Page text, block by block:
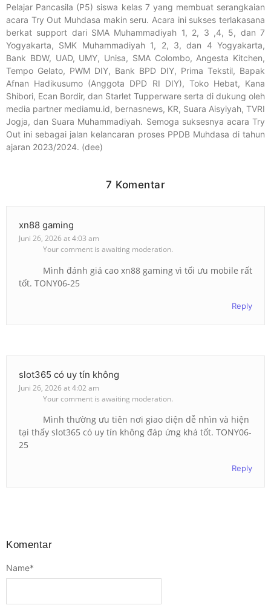
Pelajar Pancasila (P5) siswa kelas 7 yang membuat serangkaian
acara Try Out Muhdasa makin seru. Acara ini sukses terlakasana
berkat support dari SMA Muhammadiyah 1, 2, 3 ,4, 5, dan 7
Yogyakarta, SMK Muhammadiyah 1, 2, 3, dan 4 Yogyakarta,
Bank BDW, UAD, UMY, Unisa, SMA Colombo, Angesta Kitchen,
Tempo Gelato, PWM DIY, Bank BPD DIY, Prima Tekstil, Bapak
Afnan Hadikusumo (Anggota DPD RI DIY), Toko Hebat, Kana
Shibori, Ecan Bordir, dan Starlet Tupperware serta di dukung oleh
media partner mediamu.id, bernasnews, KR, Suara Aisyiyah, TVRI
Jogja, dan Suara Muhammadiyah. Semoga suksesnya acara Try
Out ini sebagai jalan kelancaran proses PPDB Muhdasa di tahun
ajaran 2023/2024. (dee)
7 Komentar
xn88 gaming
Juni 26, 2026 at 4:03 am
Your comment is awaiting moderation.
Mình đánh giá cao xn88 gaming vì tối ưu mobile rất
tốt. TONY06-25
Reply
slot365 có uy tín không
Juni 26, 2026 at 4:02 am
Your comment is awaiting moderation.
Mình thường ưu tiên nơi giao diện dễ nhìn và hiện
tại thấy slot365 có uy tín không đáp ứng khá tốt. TONY06-
25
Reply
Komentar
Name*